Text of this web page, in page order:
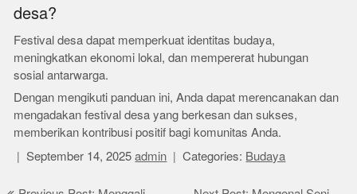
desa?
Festival desa dapat memperkuat identitas budaya,
meningkatkan ekonomi lokal, dan mempererat hubungan
sosial antarwarga.
Dengan mengikuti panduan ini, Anda dapat merencanakan dan
mengadakan festival desa yang berkesan dan sukses,
memberikan kontribusi positif bagi komunitas Anda.
September 14, 2025 admin Categories: Budaya
Post